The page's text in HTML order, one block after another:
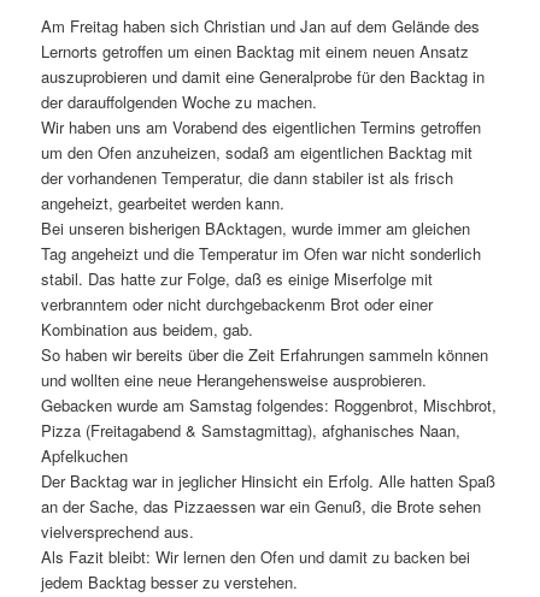
Am Freitag haben sich Christian und Jan auf dem Gelände des
Lernorts getroffen um einen Backtag mit einem neuen Ansatz
auszuprobieren und damit eine Generalprobe für den Backtag in
der darauffolgenden Woche zu machen.
Wir haben uns am Vorabend des eigentlichen Termins getroffen
um den Ofen anzuheizen, sodaß am eigentlichen Backtag mit
der vorhandenen Temperatur, die dann stabiler ist als frisch
angeheizt, gearbeitet werden kann.
Bei unseren bisherigen BAcktagen, wurde immer am gleichen
Tag angeheizt und die Temperatur im Ofen war nicht sonderlich
stabil. Das hatte zur Folge, daß es einige Miserfolge mit
verbranntem oder nicht durchgebackenm Brot oder einer
Kombination aus beidem, gab.
So haben wir bereits über die Zeit Erfahrungen sammeln können
und wollten eine neue Herangehensweise ausprobieren.
Gebacken wurde am Samstag folgendes: Roggenbrot, Mischbrot,
Pizza (Freitagabend & Samstagmittag), afghanisches Naan,
Apfelkuchen
Der Backtag war in jeglicher Hinsicht ein Erfolg. Alle hatten Spaß
an der Sache, das Pizzaessen war ein Genuß, die Brote sehen
vielversprechend aus.
Als Fazit bleibt: Wir lernen den Ofen und damit zu backen bei
jedem Backtag besser zu verstehen.